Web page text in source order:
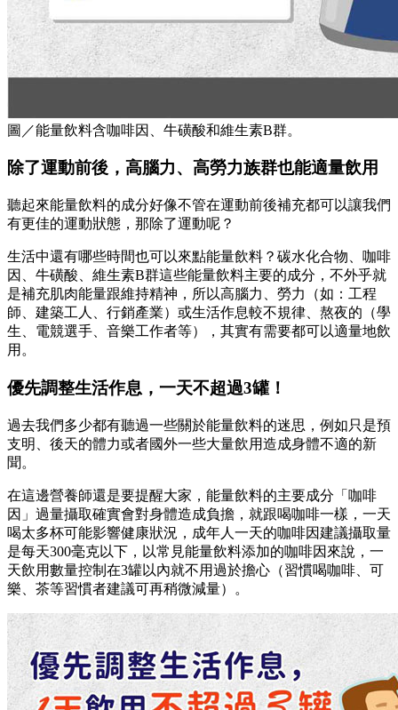
圖／能量飲料含咖啡因、牛磺酸和維生素B群。
除了運動前後，高腦力、高勞力族群也能適量飲用
聽起來能量飲料的成分好像不管在運動前後補充都可以讓我們
有更佳的運動狀態，那除了運動呢？
生活中還有哪些時間也可以來點能量飲料？碳水化合物、咖啡
因、牛磺酸、維生素B群這些能量飲料主要的成分，不外乎就
是補充肌肉能量跟維持精神，所以高腦力、勞力（如：工程
師、建築工人、行銷產業）或生活作息較不規律、熬夜的（學
生、電競選手、音樂工作者等），其實有需要都可以適量地飲
用。
優先調整生活作息，一天不超過3罐！
過去我們多少都有聽過一些關於能量飲料的迷思，例如只是預
支明、後天的體力或者國外一些大量飲用造成身體不適的新
聞。
在這邊營養師還是要提醒大家，能量飲料的主要成分「咖啡
因」過量攝取確實會對身體造成負擔，就跟喝咖啡一樣，一天
喝太多杯可能影響健康狀況，成年人一天的咖啡因建議攝取量
是每天300毫克以下，以常見能量飲料添加的咖啡因來說，一
天飲用數量控制在3罐以內就不用過於擔心（習慣喝咖啡、可
樂、茶等習慣者建議可再稍微減量）。